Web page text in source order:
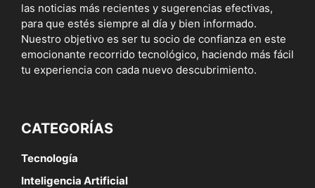
las noticias más recientes y sugerencias efectivas,
para que estés siempre al día y bien informado.
Nuestro objetivo es ser tu socio de confianza en este
emocionante recorrido tecnológico, haciendo más fácil
tu experiencia con cada nuevo descubrimiento.
CATEGORÍAS
Tecnología
Inteligencia Artificial